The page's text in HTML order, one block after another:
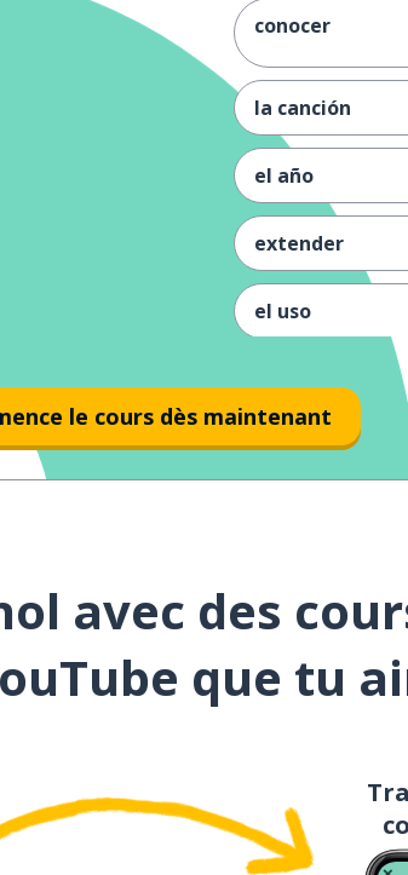
conocer
la canción
el año
extender
el uso
la actualización
incluir
negro
le cours dès maintenant
avec des
que tu